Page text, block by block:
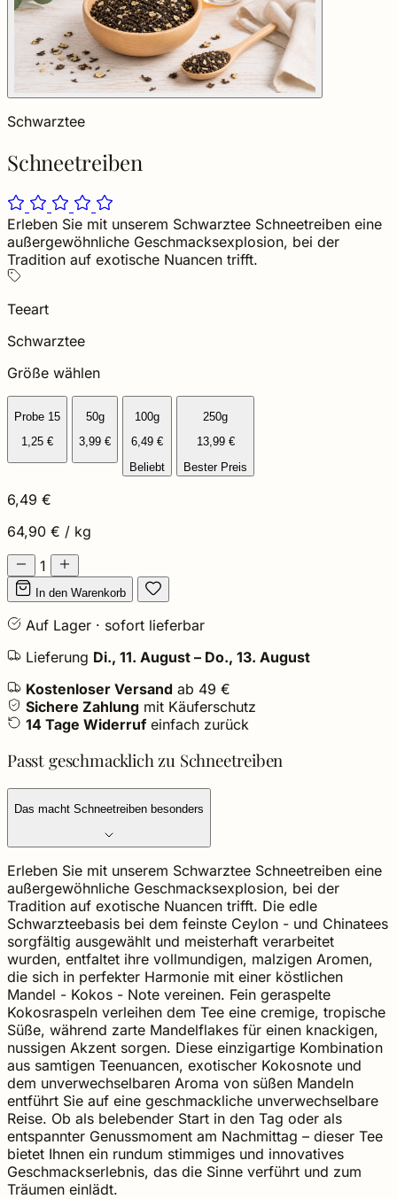
Schwarztee
Schneetreiben
Erleben Sie mit unserem Schwarztee Schneetreiben eine
außergewöhnliche Geschmacksexplosion, bei der
Tradition auf exotische Nuancen trifft.
Teeart
Schwarztee
Größe wählen
Probe 15
1,25 €
50g
3,99 €
100g
6,49 €
Beliebt
250g
13,99 €
Bester Preis
6,49 €
64,90 € / kg
1
In den Warenkorb
Auf Lager · sofort lieferbar
Lieferung Di., 11. August – Do., 13. August
Kostenloser Versand ab 49 €
Sichere Zahlung mit Käuferschutz
14 Tage Widerruf einfach zurück
Passt geschmacklich zu Schneetreiben
Das macht Schneetreiben besonders
Erleben Sie mit unserem Schwarztee Schneetreiben eine
außergewöhnliche Geschmacksexplosion, bei der
Tradition auf exotische Nuancen trifft. Die edle
Schwarzteebasis bei dem feinste Ceylon - und Chinatees
sorgfältig ausgewählt und meisterhaft verarbeitet
wurden, entfaltet ihre vollmundigen, malzigen Aromen,
die sich in perfekter Harmonie mit einer köstlichen
Mandel - Kokos - Note vereinen. Fein geraspelte
Kokosraspeln verleihen dem Tee eine cremige, tropische
Süße, während zarte Mandelflakes für einen knackigen,
nussigen Akzent sorgen. Diese einzigartige Kombination
aus samtigen Teenuancen, exotischer Kokosnote und
dem unverwechselbaren Aroma von süßen Mandeln
entführt Sie auf eine geschmackliche unverwechselbare
Reise. Ob als belebender Start in den Tag oder als
entspannter Genussmoment am Nachmittag – dieser Tee
bietet Ihnen ein rundum stimmiges und innovatives
Geschmackserlebnis, das die Sinne verführt und zum
Träumen einlädt.